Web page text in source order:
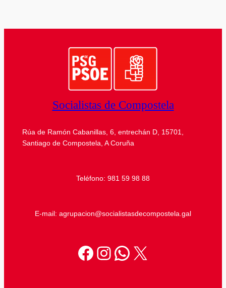
Socialistas de Compostela
Rúa de Ramón Cabanillas, 6, entrechán D, 15701,
Santiago de Compostela, A Coruña
Teléfono: 981 59 98 88
E-mail: agrupacion@socialistasdecompostela.gal
Facebook
Instagram
WhatsApp
X